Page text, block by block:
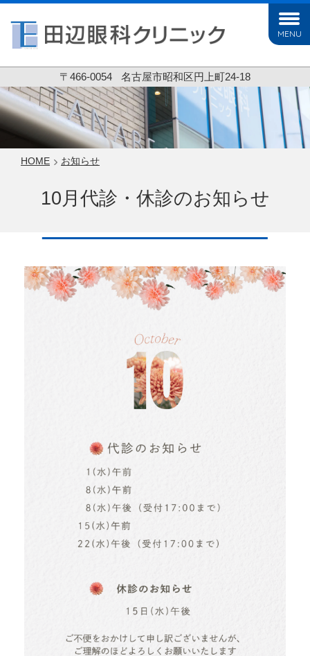
〒466-0054 名古屋市昭和区円上町24-18
MENU
HOME お知らせ
10月代診・休診のお知らせ